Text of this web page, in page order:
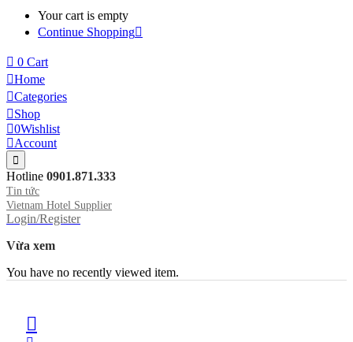
Your cart is empty
Continue Shopping
0 Cart
Home
Categories
Shop
0Wishlist
Account
Hotline 0901.871.333
Tin tức
Vietnam Hotel Supplier
Login/Register
Vừa xem
You have no recently viewed item.